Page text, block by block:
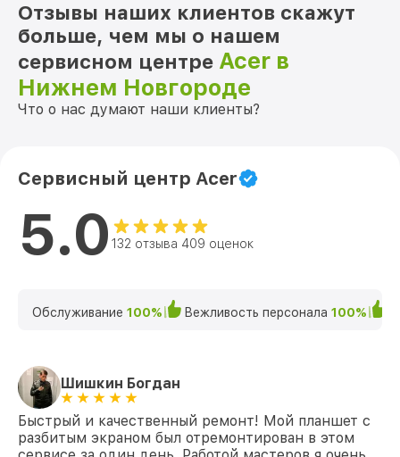
Отзывы наших клиентов скажут
больше, чем мы о нашем
сервисном центре Acer в
Нижнем Новгороде
Что о нас думают наши клиенты?
Сервисный центр Acer
5.0 132 отзыва 409 оценок
Обслуживание 100% Вежливость персонала 100%
Шишкин Богдан
Быстрый и качественный ремонт! Мой планшет с
разбитым экраном был отремонтирован в этом